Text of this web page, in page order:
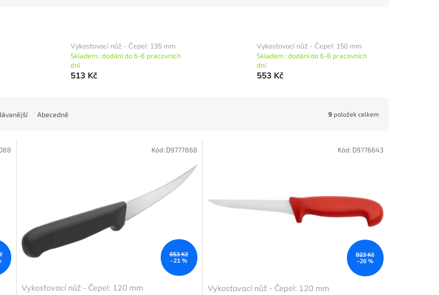
Vykosťovací nůž - Čepel: 135 mm
Skladem : dodání do 6-8 pracovních
dní
513 Kč
Vykosťovací nůž - Čepel: 150 mm
Skladem : dodání do 6-8 pracovních
dní
553 Kč
Abecedně 9 položek celkem
653 Kč
–21 %
Vykosťovací nůž - Čepel: 120 mm
Kód: D9777868
823 Kč
–26 %
Vykosťovací nůž - Čepel: 120 mm
Kód: D9776643